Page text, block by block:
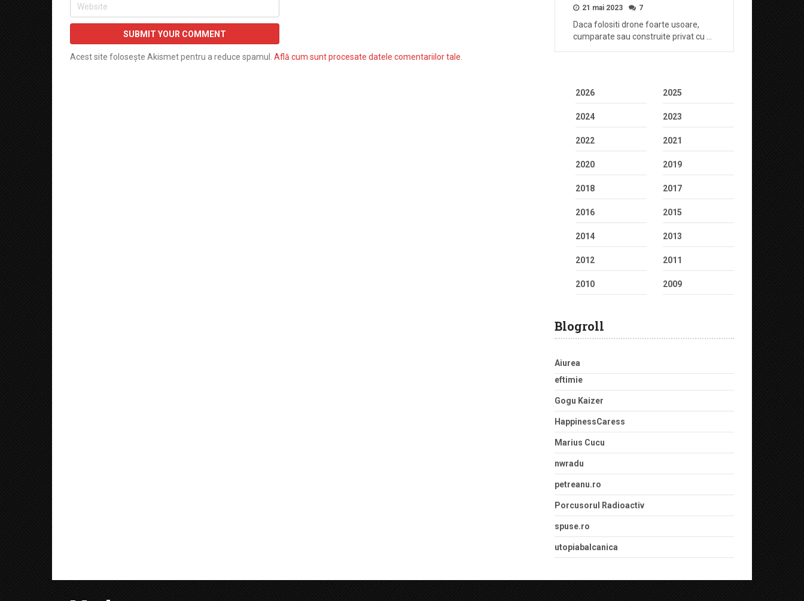
Acest site folosește Akismet pentru a reduce spamul. Află cum sunt procesate datele comentariilor tale
21 mai 2023 7
Daca folositi drone foarte usoare,
cumparate sau construite privat cu …
2026 2025
2024 2023
2022 2021
2020 2019
2018 2017
2016 2015
2014 2013
2012 2011
2010 2009
Blogroll
Aiurea
eftimie
Gogu Kaizer
HappinessCaress
Marius Cucu
nwradu
petreanu.ro
Porcusorul Radioactiv
spuse.ro
utopiabalcanica